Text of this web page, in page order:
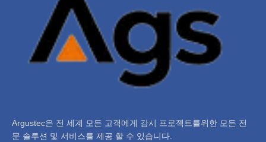
Argustec은 전 세계 모든 고객에게 감시 프로젝트를위한 모든 전
문 솔루션 및 서비스를 제공 할 수 있습니다.